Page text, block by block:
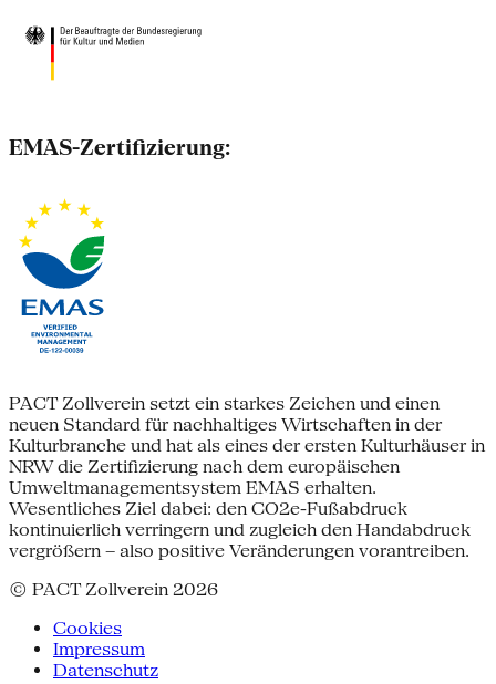
EMAS-Zertifizierung:
PACT Zollverein setzt ein starkes Zeichen und einen
neuen Standard für nachhaltiges Wirtschaften in der
Kulturbranche und hat als eines der ersten Kulturhäuser in
NRW die Zertifizierung nach dem europäischen
Umweltmanagementsystem EMAS erhalten.
Wesentliches Ziel dabei: den CO2e-Fußabdruck
kontinuierlich verringern und zugleich den Handabdruck
vergrößern – also positive Veränderungen vorantreiben.
© PACT Zollverein 2026
Cookies
Impressum
Datenschutz